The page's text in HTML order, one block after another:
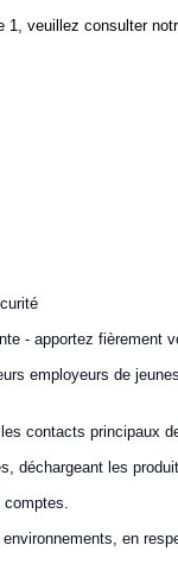
1, veuillez consulter
- apportez fièrement
employeurs de
contacts principaux
déchargeant les
comptes.
en